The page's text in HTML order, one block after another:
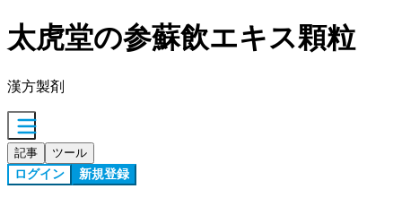
太虎堂の参蘇飲エキス顆粒
漢方製剤
記事 ツール
ログイン 新規登録